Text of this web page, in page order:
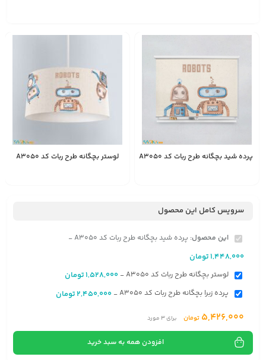
پرده شید بچگانه طرح ربات کد A3050 لوستر بچگانه طرح ربات کد A3050
سرویس کامل این محصول
این محصول: پرده شید بچگانه طرح ربات کد A3050 -
1,448,000تومان
لوستر بچگانه طرح ربات کد A3050 -
1,528,000تومان
پرده زبرا بچگانه طرح ربات کد A3050 -
2,450,000تومان
5,426,000 تومان برای3مورد
افزودن همه به سبد خرید